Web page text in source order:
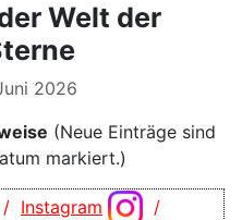
Welt der
2026
(Neue Einträge sind
markiert.)
/ Instagram /